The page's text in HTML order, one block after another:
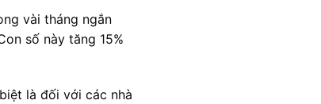
vài tháng ngắn
số này tăng 15%
là đối với các nhà